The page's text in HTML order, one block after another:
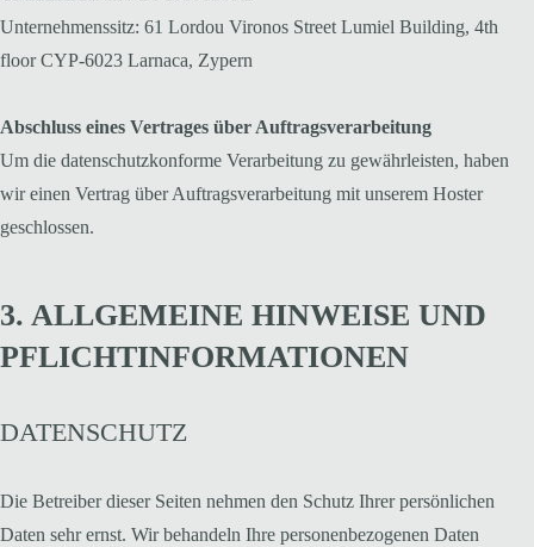
Unternehmenssitz: 61 Lordou Vironos Street Lumiel Building, 4th
floor CYP-6023 Larnaca, Zypern
Abschluss eines Vertrages über Auftragsverarbeitung
Um die datenschutzkonforme Verarbeitung zu gewährleisten, haben
wir einen Vertrag über Auftragsverarbeitung mit unserem Hoster
geschlossen.
3. ALLGEMEINE HINWEISE UND
PFLICHTINFORMATIONEN
DATENSCHUTZ
Die Betreiber dieser Seiten nehmen den Schutz Ihrer persönlichen
Daten sehr ernst. Wir behandeln Ihre personenbezogenen Daten